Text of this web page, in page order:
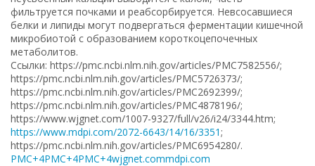
фильтруется почками и реабсорбируется. Невсосавшиеся
белки и липиды могут подвергаться ферментации кишечной
микробиотой с образованием короткоцепочечных
метаболитов.
Ссылки: https://pmc.ncbi.nlm.nih.gov/articles/PMC7582556/;
https://pmc.ncbi.nlm.nih.gov/articles/PMC5726373/;
https://pmc.ncbi.nlm.nih.gov/articles/PMC2692399/;
https://pmc.ncbi.nlm.nih.gov/articles/PMC4878196/;
https://www.wjgnet.com/1007-9327/full/v26/i24/3344.htm;
https://www.mdpi.com/2072-6643/14/16/3351 ;
https://pmc.ncbi.nlm.nih.gov/articles/PMC6954280/.
PMC+4PMC+4PMC+4wjgnet.commdpi.com